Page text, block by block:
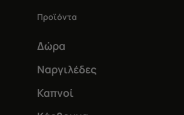
Προϊόντα
Δώρα
Ναργιλέδες
Καπνοί